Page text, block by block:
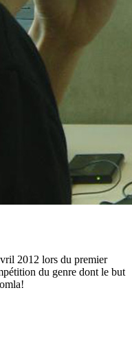
2012 lors du premier
du genre dont le but